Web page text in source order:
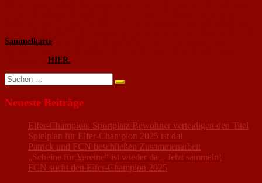
Sammelkarte
HIER.
Suchen
nach:
Neueste Beiträge
Elfer-Champion: Sportplatz Bewohner verteidigen den Titel
Spielplan für Elfer-Champion 2025 ist da!
Patrick und FCN beschließen Zusammenarbeit
„Scheine für Vereine“ ist wieder da – Jetzt sammeln!
FCN sucht den Elfer-Champion 2025